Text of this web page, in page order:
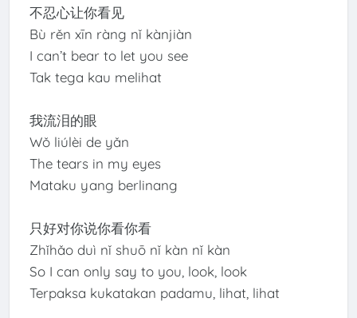
不忍心让你看见
Bù rěn xīn ràng nǐ kànjiàn
I can’t bear to let you see
Tak tega kau melihat
我流泪的眼
Wǒ liúlèi de yǎn
The tears in my eyes
Mataku yang berlinang
只好对你说你看你看
Zhǐhǎo duì nǐ shuō nǐ kàn nǐ kàn
So I can only say to you, look, look
Terpaksa kukatakan padamu, lihat, lihat